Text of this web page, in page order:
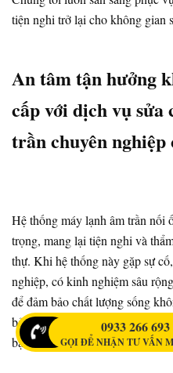
tiện nghi trở lại cho không gian
An tâm tận hưởng
cấp với dịch vụ sửa
trần chuyên
Hệ thống máy lạnh âm trần nối
trọng, mang lại tiện nghi và
thự. Khi hệ thống này gặp sự
nghiệp, có kinh nghiệm sâu
để đảm bảo chất lượng sống
bảo vệ.Điện lạnh Nguyễn Phát
bạn.
0933 266 693
GỌI ĐỂ NHẬN TƯ VẤN